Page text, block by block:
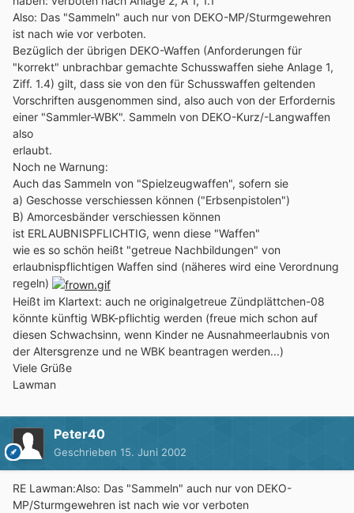
Also: Das "Sammeln" auch nur von DEKO-MP/Sturmgewehren
ist nach wie vor verboten.
Bezüglich der übrigen DEKO-Waffen (Anforderungen für
"korrekt" unbrachbar gemachte Schusswaffen siehe Anlage 1,
Ziff. 1.4) gilt, dass sie von den für Schusswaffen geltenden
Vorschriften ausgenommen sind, also auch von der Erfordernis
einer "Sammler-WBK". Sammeln von DEKO-Kurz/-Langwaffen
also
erlaubt.
Noch ne Warnung:
Auch das Sammeln von "Spielzeugwaffen", sofern sie
a) Geschosse verschiessen können ("Erbsenpistolen")
B) Amorcesbänder verschiessen können
ist ERLAUBNISPFLICHTIG, wenn diese "Waffen"
wie es so schön heißt "getreue Nachbildungen" von
erlaubnispflichtigen Waffen sind (näheres wird eine Verordnung
regeln)
Heißt im Klartext: auch ne originalgetreue Zündplättchen-08
könnte künftig WBK-pflichtig werden (freue mich schon auf
diesen Schwachsinn, wenn Kinder ne Ausnahmeerlaubnis von
der Altersgrenze und ne WBK beantragen werden...)
Viele Grüße
Lawman
Peter40
Geschrieben 15. Juni 2002
RE Lawman:Also: Das "Sammeln" auch nur von DEKO-
MP/Sturmgewehren ist nach wie vor verboten